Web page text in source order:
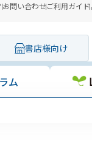
お問い合わせご利用ガイド
書店様向け
ム